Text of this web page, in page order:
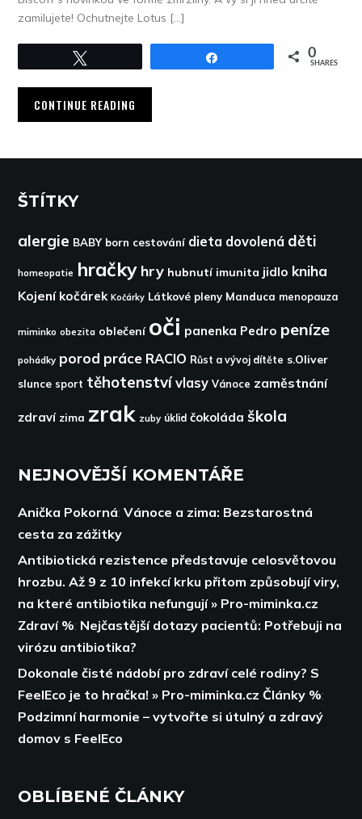
zamilujete! Ochutnejte Lotus […]
0
SHARES
CONTINUE READING
ŠTÍTKY
alergie BABY born cestování dieta dovolená děti
homeopatie hračky hry hubnutí imunita jidlo kniha
Kojení kočárek Kočárky Látkové pleny Manduca menopauza
miminko obezita oblečení oči panenka Pedro peníze
pohádky porod práce RACIO Růst a vývoj dítěte s.Oliver
slunce sport těhotenství vlasy Vánoce zaměstnání
zdraví zima zrak zuby úklid čokoláda škola
NEJNOVĚJŠÍ KOMENTÁŘE
Anička Pokorná:Vánoce a zima: Bezstarostná
cesta za zážitky
Antibiotická rezistence představuje celosvětovou
hrozbu. Až 9 z 10 infekcí krku přitom způsobují viry,
na které antibiotika nefungují » Pro-miminka.cz
Zdraví %: Nejčastější dotazy pacientů: Potřebuji na
virózu antibiotika?
Dokonale čisté nádobí pro zdraví celé rodiny? S
FeelEco je to hračka! » Pro-miminka.cz Články %:
Podzimní harmonie – vytvořte si útulný a zdravý
domov s FeelEco
OBLÍBENÉ ČLÁNKY